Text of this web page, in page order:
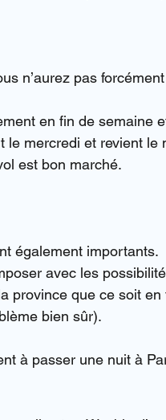
n’aurez pas
en fin de semaine
mercredi et revient le
est bon marché.
également importants.
avec les
province que ce soit
bien sûr).
à passer une nuit à